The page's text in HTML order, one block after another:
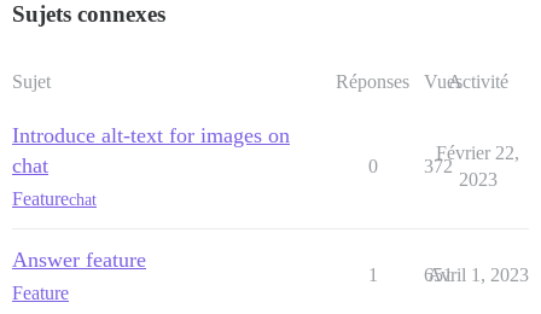
Sujets connexes
Sujet Réponses VuesActivité
Introduce alt-text for images on
chat
Featurechat
0 372
Février 22,
2023
Answer feature
Feature
1 651
Avril 1, 2023